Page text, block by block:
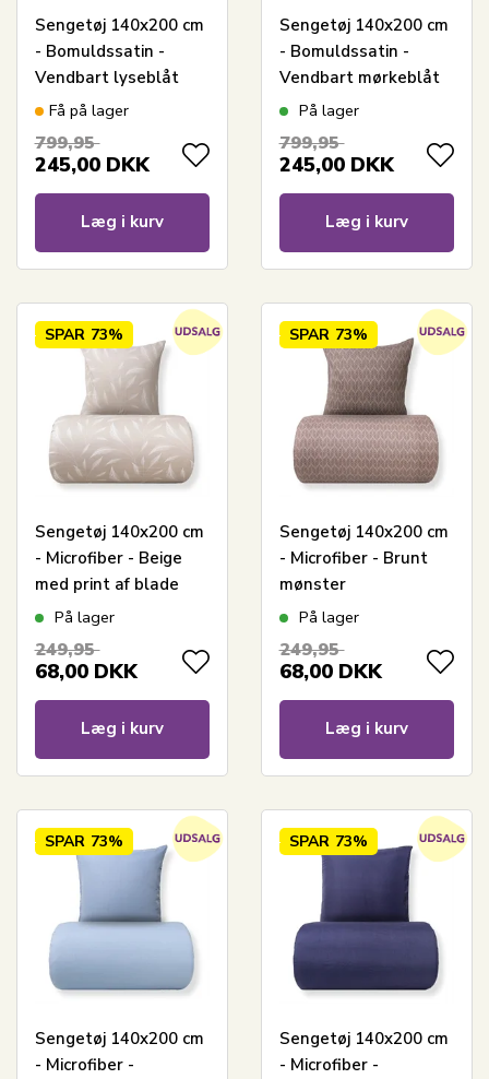
Sengetøj 140x200 cm
- Bomuldssatin -
Vendbart lyseblåt
blomster sengetøj
Få på lager
799,95
245,00 DKK
Læg i kurv
Sengetøj 140x200 cm
- Bomuldssatin -
Vendbart mørkeblåt
blomster sengetøj
På lager
799,95
245,00 DKK
Læg i kurv
SPAR 73%
Sengetøj 140x200 cm
- Microfiber - Beige
med print af blade
På lager
249,95
68,00 DKK
Læg i kurv
SPAR 73%
Sengetøj 140x200 cm
- Microfiber - Brunt
mønster
På lager
249,95
68,00 DKK
Læg i kurv
SPAR 73%
Sengetøj 140x200 cm
- Microfiber -
SPAR 73%
Sengetøj 140x200 cm
- Microfiber -